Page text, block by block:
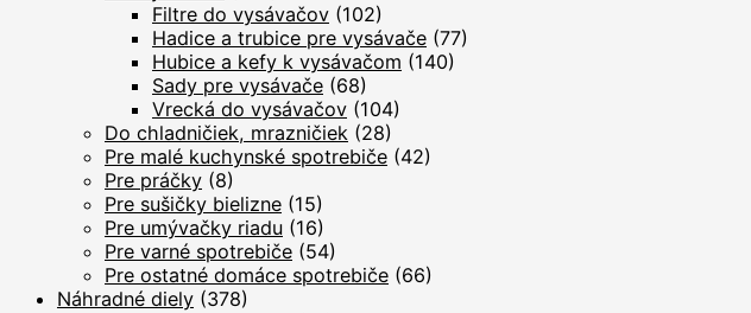
Filtre do vysávačov (102)
Hadice a trubice pre vysávače (77)
Hubice a kefy k vysávačom (140)
Sady pre vysávače (68)
Vrecká do vysávačov (104)
Do chladničiek, mrazničiek (28)
Pre malé kuchynské spotrebiče (42)
Pre práčky (8)
Pre sušičky bielizne (15)
Pre umývačky riadu (16)
Pre varné spotrebiče (54)
Pre ostatné domáce spotrebiče (66)
Náhradné diely (378)